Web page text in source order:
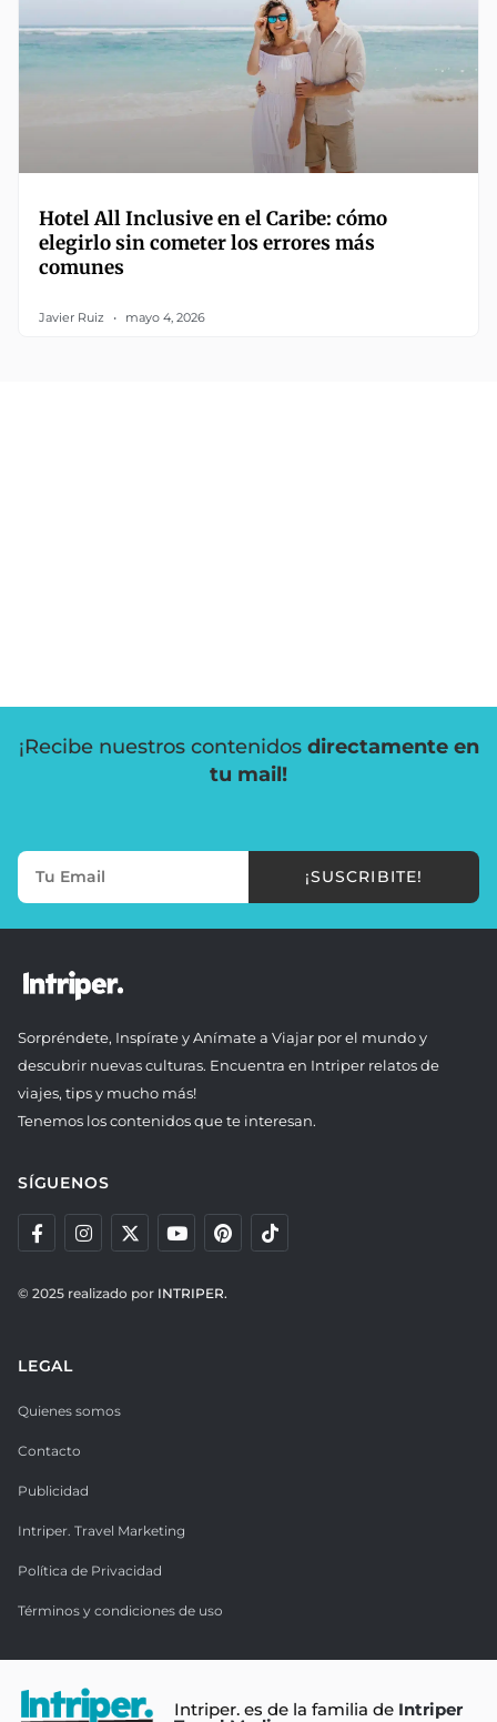
Hotel All Inclusive en el Caribe: cómo
elegirlo sin cometer los errores más
comunes
Javier Ruiz mayo 4, 2026
¡Recibe nuestros contenidos directamente en
tu mail!
¡SUSCRIBITE!
Sorpréndete, Inspírate y Anímate a Viajar por el mundo y
descubrir nuevas culturas. Encuentra en Intriper relatos de
viajes, tips y mucho más!
Tenemos los contenidos que te interesan.
SÍGUENOS
© 2025 realizado por INTRIPER.
LEGAL
Quienes somos
Contacto
Publicidad
Intriper. Travel Marketing
Política de Privacidad
Términos y condiciones de uso
Intriper. es de la familia de Intriper